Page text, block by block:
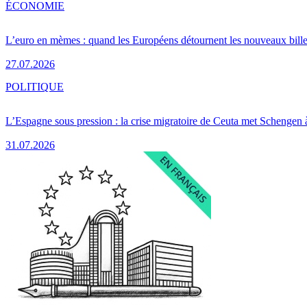
L’euro en mèmes : quand les Européens détournent les nouveaux
27.07.2026
ÉCONOMIE
L’Espagne sous pression : la crise migratoire de Ceuta met Schengen
31.07.2026
POLITIQUE